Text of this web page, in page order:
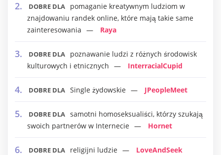
DOBRE DLA
pomaganie kreatywnym ludziom w
znajdowaniu randek online, które mają takie same
zainteresowania
Raya
DOBRE DLA
poznawanie ludzi z różnych środowisk
kulturowych i etnicznych
InterracialCupid
DOBRE DLA Single żydowskie JPeopleMeet
DOBRE DLA samotni homoseksualiści, którzy szukają
swoich partnerów w Internecie
Hornet
DOBRE DLA religijni ludzie LoveAndSeek